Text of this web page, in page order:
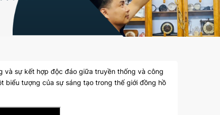
và sự kết hợp độc đáo giữa truyền thống và công
biểu tượng của sự sáng tạo trong thế giới đồng hồ